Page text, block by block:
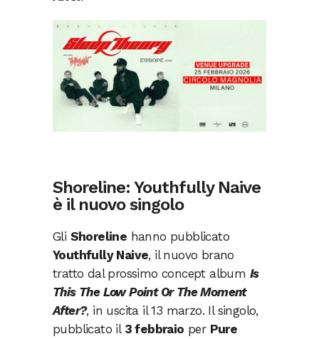
Shoreline: Youthfully Naive
è il nuovo singolo
Gli Shoreline hanno pubblicato
Youthfully Naive, il nuovo brano
tratto dal prossimo concept album Is
This The Low Point Or The Moment
After?, in uscita il 13 marzo. Il singolo,
pubblicato il 3 febbraio per Pure